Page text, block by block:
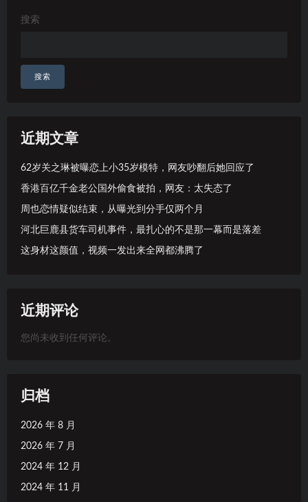
搜索
搜索
近期文章
62岁关之琳被曝恋上小35岁模特，网友吵翻后她回应了
香港百亿千金老公国外偷食被拍，网友：太失态了
周也恋情疑似结束，从曝光到分手仅两个月
河北巨鹿县货车司机事件，最扎心的不是那一幕而是落差
这身材这颜值，视频一发出来全网都沸腾了
近期评论
您尚未收到任何评论。
归档
2026 年 8 月
2026 年 7 月
2024 年 12 月
2024 年 11 月